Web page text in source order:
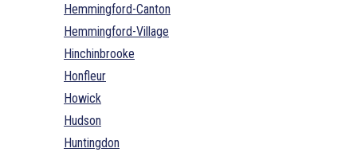
Hemmingford-Canton
Hemmingford-Village
Hinchinbrooke
Honfleur
Howick
Hudson
Huntingdon